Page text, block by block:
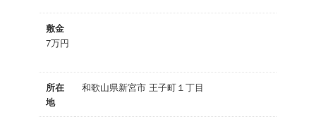
敷金
7万円
所在
地
和歌山県新宮市 王子町１丁目